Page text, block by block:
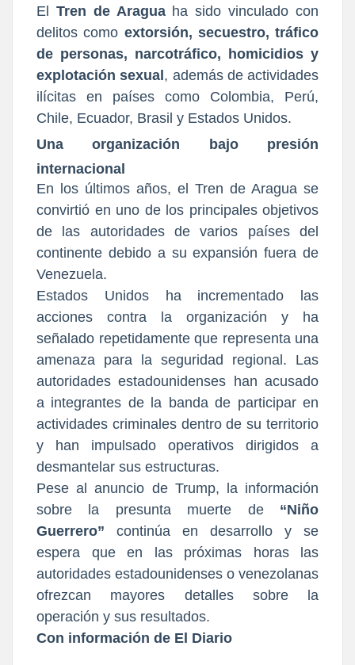
El Tren de Aragua ha sido vinculado con
delitos como extorsión, secuestro, tráfico
de personas, narcotráfico, homicidios y
explotación sexual , además de actividades
ilícitas en países como Colombia, Perú,
Chile, Ecuador, Brasil y Estados Unidos.
Una organización bajo presión
internacional
En los últimos años, el Tren de Aragua se
convirtió en uno de los principales objetivos
de las autoridades de varios países del
continente debido a su expansión fuera de
Venezuela.
Estados Unidos ha incrementado las
acciones contra la organización y ha
señalado repetidamente que representa una
amenaza para la seguridad regional. Las
autoridades estadounidenses han acusado
a integrantes de la banda de participar en
actividades criminales dentro de su territorio
y han impulsado operativos dirigidos a
desmantelar sus estructuras.
Pese al anuncio de Trump, la información
sobre la presunta muerte de
“Niño
Guerrero”
continúa en desarrollo y se
espera que en las próximas horas las
autoridades estadounidenses o venezolanas
ofrezcan mayores detalles sobre la
operación y sus resultados.
Con información de El Diario